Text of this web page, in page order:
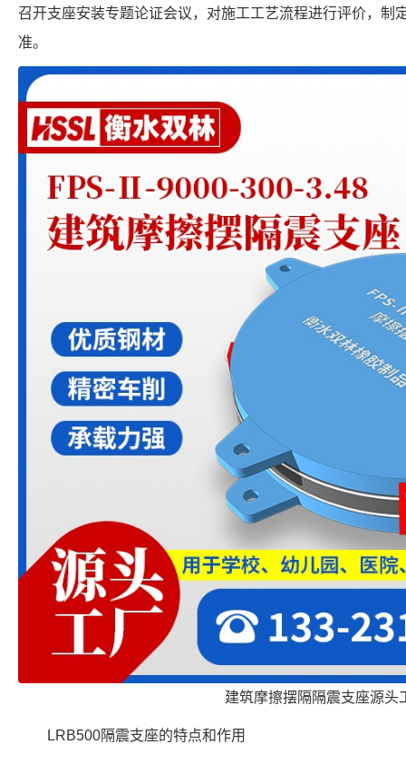
召开支座安装专题论证会议，对施工工艺流程进行评价，制
准。
建筑摩擦摆隔隔震支座源头
LRB500隔震支座的特点和作用